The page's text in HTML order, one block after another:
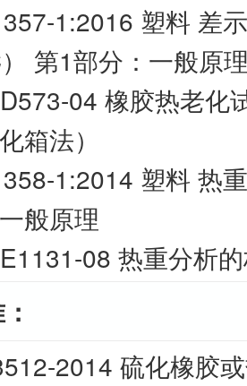
1:2016 塑料 差
） 第1部分：一般原
04 橡胶热老化
箱法）
1:2014 塑料 热
般原理
08 热重分析
2014 硫化橡胶